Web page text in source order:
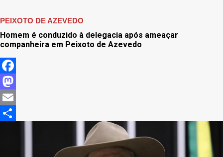
PEIXOTO DE AZEVEDO
Homem é conduzido à delegacia após ameaçar
companheira em Peixoto de Azevedo
Facebook
Mastodon
Email